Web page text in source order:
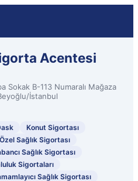
Acentesi
Sokak B-113 Numaralı Mağaza
İstanbul
Konut Sigortası
Özel Sağlık Sigortası
Sağlık Sigortası
Sigortaları
Sağlık Sigortası